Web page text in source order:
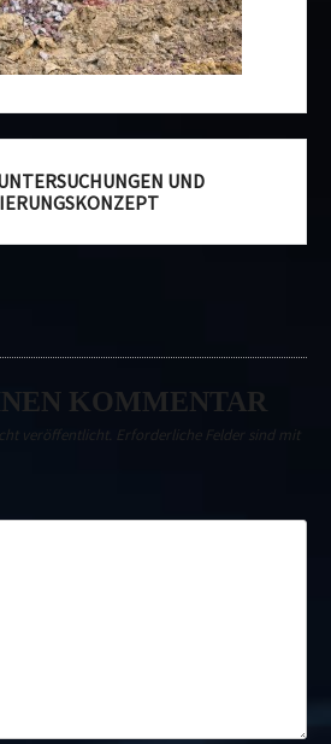
UND
KOMMENTAR
veröffentlicht. Erforderliche Felder sind mit